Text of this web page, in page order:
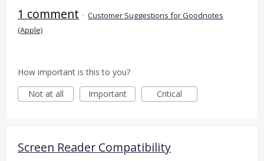
1 comment · Customer Suggestions for Goodnotes
(Apple)
How important is this to you?
Not at all
Important Critical
Screen Reader Compatibility